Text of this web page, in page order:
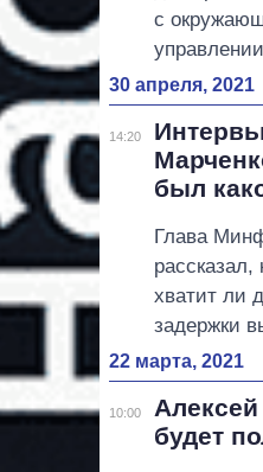
с
30 апреля, 2021
14:20
был
Глава
рассказал,
хватит ли
задержки
22 марта, 2021
10:00
будет